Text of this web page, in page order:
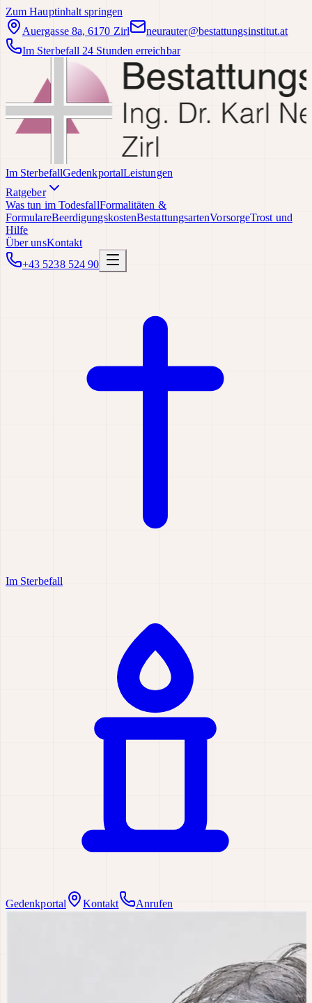
Zum Hauptinhalt springen
Auergasse 8a, 6170 Zirl
neurauter@bestattungsinstitut.at
Im Sterbefall 24 Stunden erreichbar
Im SterbefallGedenkportalLeistungen
Ratgeber
Was tun im TodesfallFormalitäten &
FormulareBeerdigungskostenBestattungsartenVorsorgeTrost und
Hilfe
Über unsKontakt
+43 5238 524 90
Im Sterbefall
Gedenkportal Kontakt Anrufen